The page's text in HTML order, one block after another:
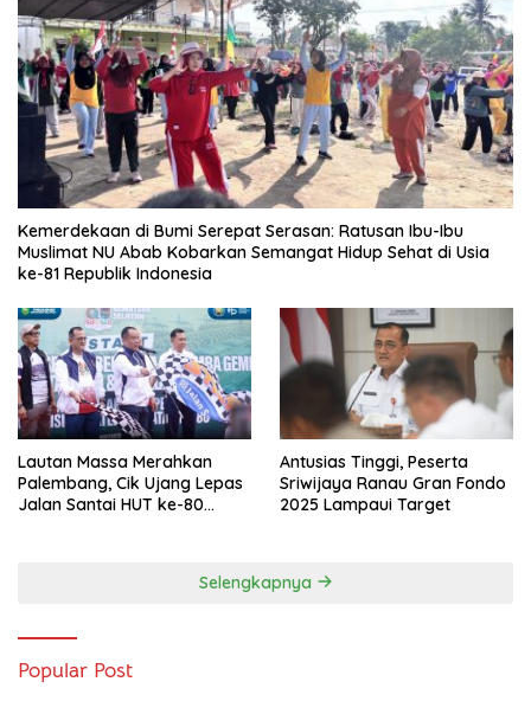
Kemerdekaan di Bumi Serepat Serasan: Ratusan Ibu-Ibu
Muslimat NU Abab Kobarkan Semangat Hidup Sehat di Usia
ke-81 Republik Indonesia
Lautan Massa Merahkan
Palembang, Cik Ujang Lepas
Jalan Santai HUT ke-80
Antusias Tinggi, Peserta
Sriwijaya Ranau Gran Fondo
2025 Lampaui Target
Selengkapnya
Popular Post